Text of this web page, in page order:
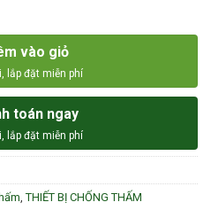
vào giỏ
toán ngay
THIẾT BỊ CHỐNG THẤM